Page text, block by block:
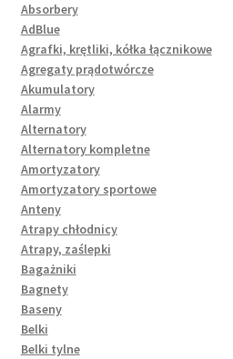
Absorbery
AdBlue
Agrafki, krętliki, kółka łącznikowe
Agregaty prądotwórcze
Akumulatory
Alarmy
Alternatory
Alternatory kompletne
Amortyzatory
Amortyzatory sportowe
Anteny
Atrapy chłodnicy
Atrapy, zaślepki
Bagażniki
Bagnety
Baseny
Belki
Belki tylne